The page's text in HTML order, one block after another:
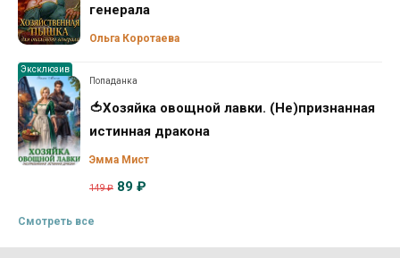
генерала
Ольга Коротаева
Эксклюзив
Попаданка
🍅Хозяйка овощной лавки. (Не)признанная
истинная дракона
Эмма Мист
149 ₽ 89 ₽
Смотреть все